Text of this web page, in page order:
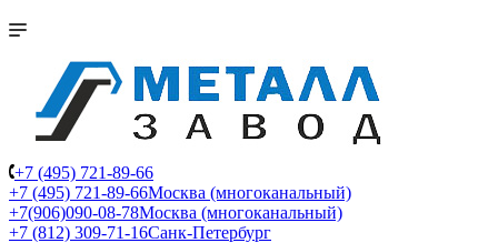
+7 (495) 721-89-66
+7 (495) 721-89-66Москва (многоканальный)
+7(906)090-08-78Москва (многоканальный)
+7 (812) 309-71-16Санк-Петербург